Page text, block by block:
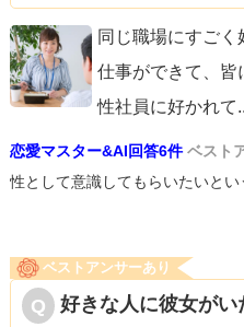
同じ職場にすご
仕事ができて、皆
性社員に好かれて
恋愛マスター&AI回答6件 ベスト
性として意識してもらいたいとい
ベストアンサーあり
好きな人に彼女がい